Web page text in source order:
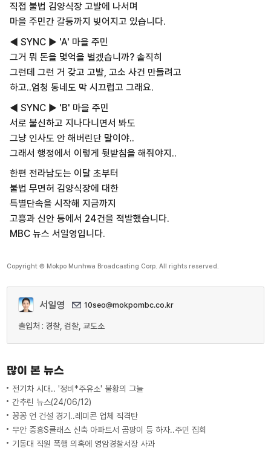
직접 불법 김양식장 고발에 나서며
마을 주민간 갈등까지 빚어지고 있습니다.
◀ SYNC ▶ 'A' 마을 주민
그거 뭐 돈을 몇억을 벌겠습니까? 솔직히
그런데 그런 거 갖고 고발, 고소 사건 만들려고
하고..엄청 동네도 막 시끄럽고 그래요.
◀ SYNC ▶ 'B' 마을 주민
서로 불신하고 지나다니면서 봐도
그냥 인사도 안 해버린단 말이야..
그래서 행정에서 이렇게 뒷받침을 해줘야지..
한편 전라남도는 이달 초부터
불법 무면허 김양식장에 대한
특별단속을 시작해 지금까지
고흥과 신안 등에서 24건을 적발했습니다.
MBC 뉴스 서일영입니다.
Copyright © Mokpo Munhwa Broadcasting Corp. All rights reserved.
서일영 10seo@mokpombc.co.kr
출입처 : 경찰, 검찰, 교도소
많이 본 뉴스
전기차 시대.. '정비*주유소' 불황의 그늘
간추린 뉴스(24/06/12)
꽁꽁 언 건설 경기..레미콘 업체 직격탄
무안 중흥S클래스 신축 아파트서 곰팡이 등 하자..주민 집회
기동대 직원 폭행 의혹에 영암경찰서장 사과